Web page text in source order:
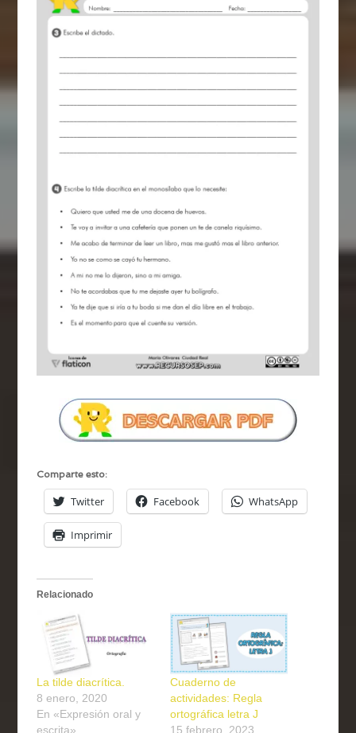
Comparte esto:
Twitter Facebook WhatsApp
Imprimir
Relacionado
La tilde diacrítica.
8 enero, 2020
En «Expresión oral y
escrita»
Cuaderno de
actividades: Regla
ortográfica letra J
15 febrero, 2023